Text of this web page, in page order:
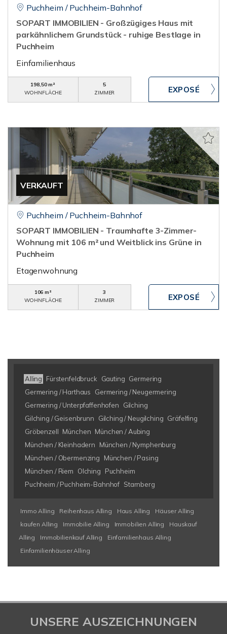
Puchheim / Puchheim-Bahnhof
SOPART IMMOBILIEN - Großzügiges Haus mit
parkähnlichem Grundstück - ruhige Bestlage in
Puchheim
Einfamilienhaus
198,50 m²
WOHNFLÄCHE
5
ZIMMER
VERKAUFT
Puchheim / Puchheim-Bahnhof
SOPART IMMOBILIEN - Traumhafte 3-Zimmer-
Wohnung mit 106 m² und Weitblick ins Grüne in
Puchheim
Etagenwohnung
106 m²
WOHNFLÄCHE
3
ZIMMER
Alling Fürstenfeldbruck Gauting Germering
Germering / Harthaus
Germering / Neugermering
Germering / Unterpfaffenhofen
Gilching
Gilching / Geisenbrunn
Gilching / Neugilching Gräfelfing
Gröbenzell München München / Aubing
München / Kleinhadern
München / Nymphenburg
München / Obermenzing
München / Pasing
München / Riem
Olching
Puchheim
Puchheim / Puchheim-Bahnhof Starnberg
Immo Alling Reihenhaus Alling Haus Alling
Häuser Alling
kaufen Alling
Immobilie Alling Immobilien Alling
Hauskauf
Alling
Immobilienkauf Alling
Einfamilienhaus Alling
Einfamilienhäuser Alling
UNSERE AUSZEICHNUNGEN